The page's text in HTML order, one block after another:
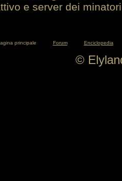
e server dei
principale Forum Enciclopedia
©